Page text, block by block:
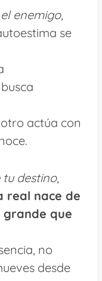
enemigo,
se
actúa con
tu destino,
real nace de
grande que
no
desde